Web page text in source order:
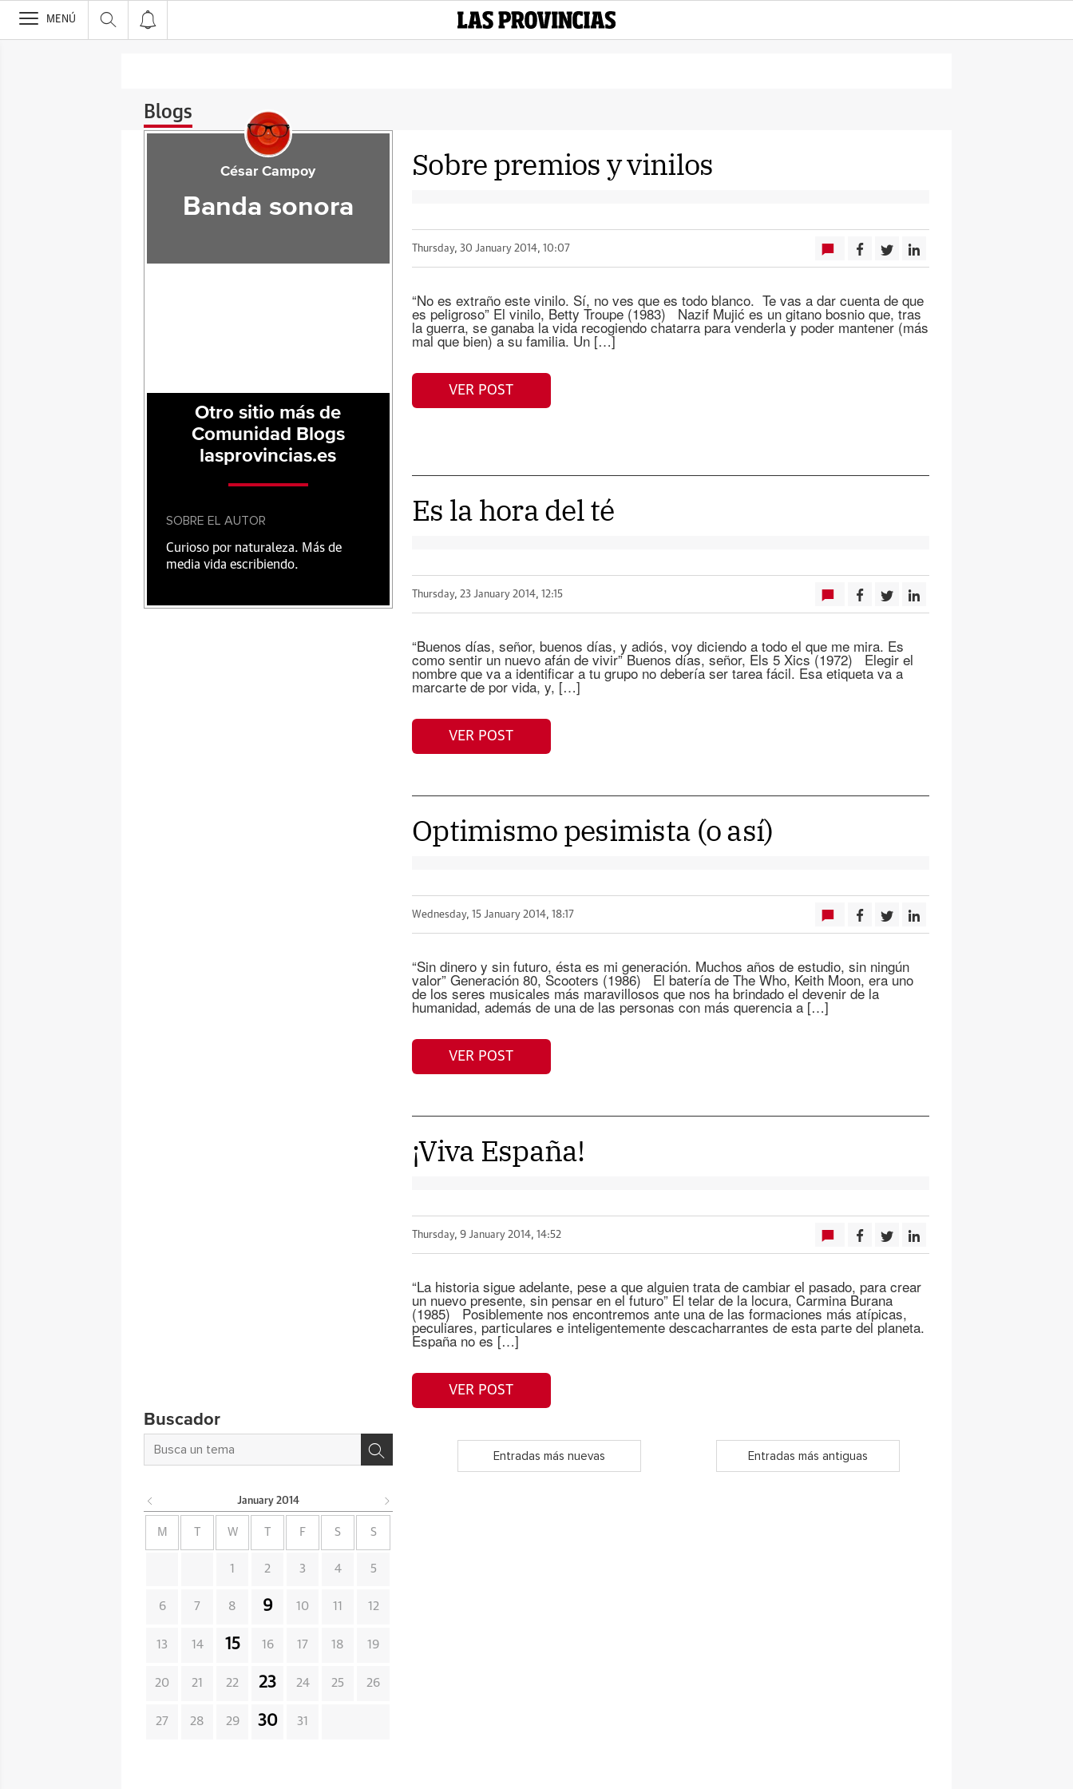
>
MENÚ
Blogs
Sobre premios y vinilos
Thursday, 30 January 2014, 10:07
“No es extraño este vinilo. Sí, no ves que es todo blanco. Te vas a dar cuenta de que
es peligroso” El vinilo, Betty Troupe (1983) Nazif Mujić es un gitano bosnio que, tras
la guerra, se ganaba la vida recogiendo chatarra para venderla y poder mantener (más
mal que bien) a su familia. Un […]
VER POST
Es la hora del té
Thursday, 23 January 2014, 12:15
“Buenos días, señor, buenos días, y adiós, voy diciendo a todo el que me mira. Es
como sentir un nuevo afán de vivir” Buenos días, señor, Els 5 Xics (1972) Elegir el
nombre que va a identificar a tu grupo no debería ser tarea fácil. Esa etiqueta va a
marcarte de por vida, y, […]
VER POST
Optimismo pesimista (o así)
Wednesday, 15 January 2014, 18:17
“Sin dinero y sin futuro, ésta es mi generación. Muchos años de estudio, sin ningún
valor” Generación 80, Scooters (1986) El batería de The Who, Keith Moon, era uno
de los seres musicales más maravillosos que nos ha brindado el devenir de la
humanidad, además de una de las personas con más querencia a […]
VER POST
¡Viva España!
Thursday, 9 January 2014, 14:52
“La historia sigue adelante, pese a que alguien trata de cambiar el pasado, para crear
un nuevo presente, sin pensar en el futuro” El telar de la locura, Carmina Burana
(1985) Posiblemente nos encontremos ante una de las formaciones más atípicas,
peculiares, particulares e inteligentemente descacharrantes de esta parte del planeta.
España no es […]
VER POST
Entradas más nuevas Entradas más antiguas
César Campoy
Banda sonora
Otro sitio más de
Comunidad Blogs
lasprovincias.es
SOBRE EL AUTOR
Curioso por naturaleza. Más de
media vida escribiendo.
Buscador
January 2014
M W F S S
1 2 3 4 5
6 7 8 9 10 11 12
13 14 15 16 17 18 19
20 21 22 23 24 25 26
27 28 29 30 31